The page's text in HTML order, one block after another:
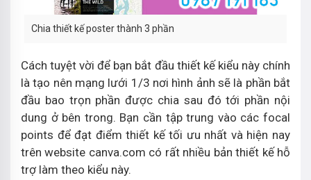
Chia thiết kế poster thành 3 phần
Cách tuyệt vời để bạn bắt đầu thiết kế kiểu này chính
là tạo nên mạng lưới 1/3 nơi hình ảnh sẽ là phần bắt
đầu bao trọn phần được chia sau đó tới phần nội
dung ở bên trong. Bạn cần tập trung vào các focal
points để đạt điểm thiết kế tối ưu nhất và hiện nay
trên website canva.com có rất nhiều bản thiết kế hỗ
trợ làm theo kiểu này.